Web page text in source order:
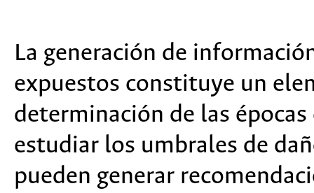
La generación de
expuestos constituye un
determinación de las
estudiar los umbrales de
pueden generar